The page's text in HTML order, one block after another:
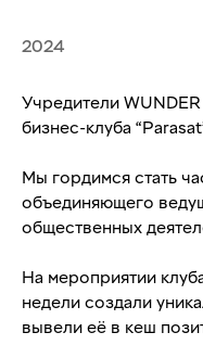
2024
Учредители
бизнес-клуба
Мы гордимся стать
объединяющего
общественных
На мероприятии
недели создали
вывели её в кеш